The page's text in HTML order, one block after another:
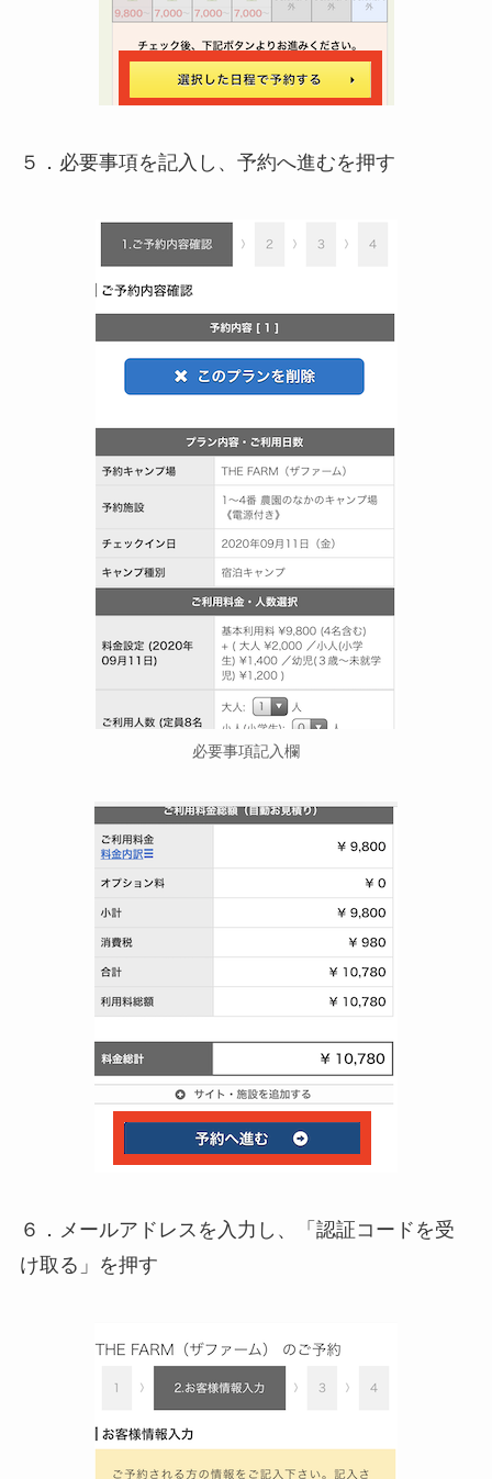
５．必要事項を記入し、予約へ進むを押す
必要事項記入欄
６．メールアドレスを入力し、「認証コードを受
け取る」を押す